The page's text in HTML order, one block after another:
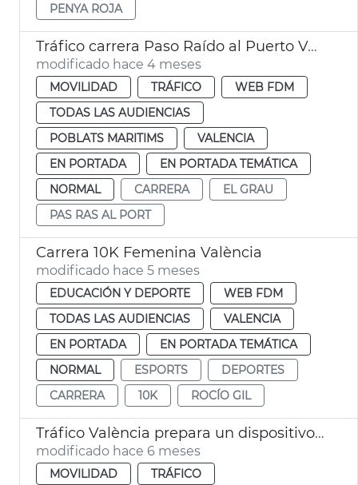
PENYA ROJA
Tráfico carrera Paso Raído al Puerto València
modificado hace 4 meses
MOVILIDAD TRÁFICO
WEB FDM
TODAS LAS AUDIENCIAS
POBLATS MARITIMS
VALENCIA
EN PORTADA
EN PORTADA TEMÁTICA
NORMAL
CARRERA
EL GRAU
PAS RAS AL PORT
Carrera 10K Femenina València
modificado hace 5 meses
EDUCACIÓN Y DEPORTE
WEB FDM
TODAS LAS AUDIENCIAS
VALENCIA
EN PORTADA
EN PORTADA TEMÁTICA
NORMAL
ESPORTS
DEPORTES
CARRERA
10K ROCÍO GIL
Tráfico València prepara un dispositivo tráfico para la carrera Never Stop Running
modificado hace 6 meses
MOVILIDAD TRÁFICO